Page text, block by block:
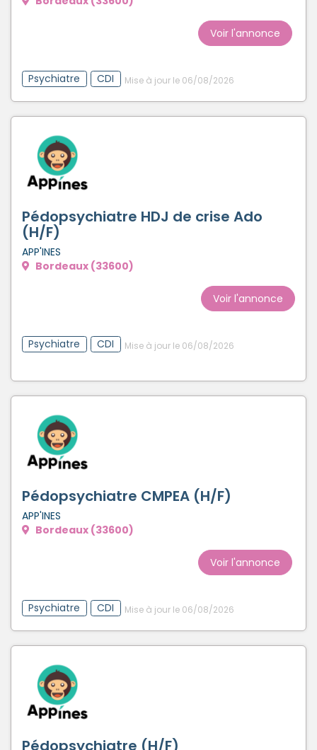
Voir l'annonce
Psychiatre CDI Mise à jour le 06/08/2026
Pédopsychiatre HDJ de crise Ado
(H/F)
APP'INES
Bordeaux (33600)
Voir l'annonce
Psychiatre CDI Mise à jour le 06/08/2026
Pédopsychiatre CMPEA (H/F)
APP'INES
Bordeaux (33600)
Voir l'annonce
Psychiatre CDI Mise à jour le 06/08/2026
Pédopsychiatre (H/F)